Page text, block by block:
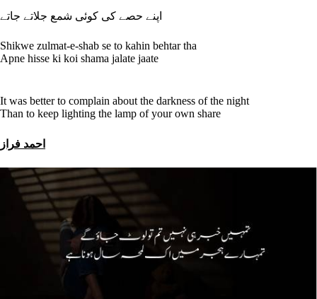
اپنے حصے کی کوئی شمع جلاتے جاتے
Shikwe zulmat-e-shab se to kahin behtar tha
Apne hisse ki koi shama jalate jaate
It was better to complain about the darkness of the night
Than to keep lighting the lamp of your own share
احمد فراز